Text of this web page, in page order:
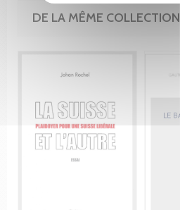
DE LA MÊME COLLECTION